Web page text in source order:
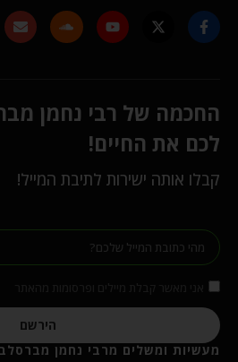
החכמה של רבי נחמן
לכם את החיים!
קבלו אותה ישירות לתיבת המייל!
הירשם
מעשיות ומשלים מרבי נחמן